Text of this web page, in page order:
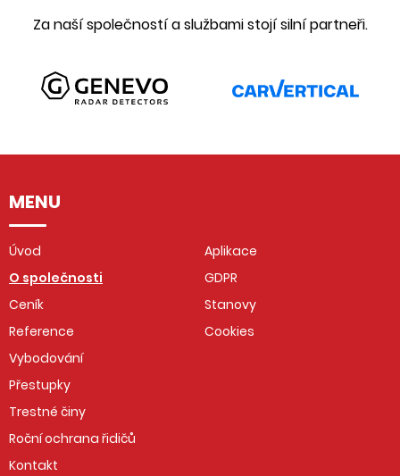
Za naší společností a službami stojí silní partneři.
MENU
Úvod
O společnosti
Ceník
Reference
Vybodování
Přestupky
Trestné činy
Roční ochrana řidičů
Kontakt
Aplikace
GDPR
Stanovy
Cookies